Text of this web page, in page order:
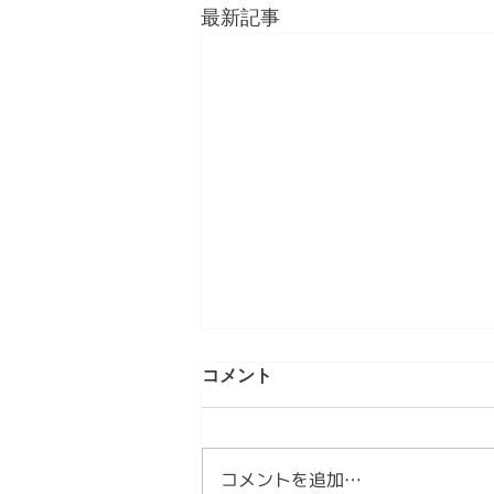
最新記事
第6章 MINYOは暮らしを文化
コメント
コメントを追加…